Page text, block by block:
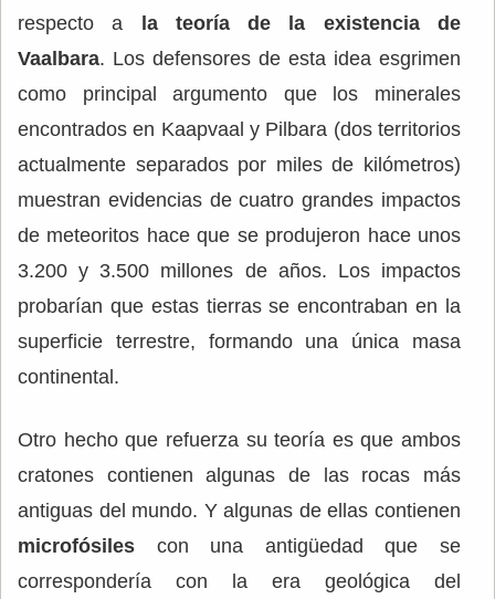
respecto a la teoría de la existencia de
Vaalbara. Los defensores de esta idea esgrimen
como principal argumento que los minerales
encontrados en Kaapvaal y Pilbara (dos territorios
actualmente separados por miles de kilómetros)
muestran evidencias de cuatro grandes impactos
de meteoritos hace que se produjeron hace unos
3.200 y 3.500 millones de años. Los impactos
probarían que estas tierras se encontraban en la
superficie terrestre, formando una única masa
continental.
Otro hecho que refuerza su teoría es que ambos
cratones contienen algunas de las rocas más
antiguas del mundo. Y algunas de ellas contienen
microfósiles con una antigüedad que se
correspondería con la era geológica del